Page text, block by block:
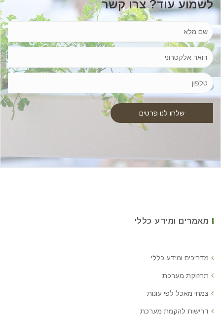
לשמוע עוד? צרו קשר
מאמרים ומידע כללי
מדריכים ומידע כללי
תחזוקת מערכת
צמחי מאכל לפי עונות
דרישות להקמת מערכת